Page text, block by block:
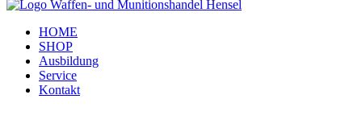
HOME
SHOP
Ausbildung
Service
Kontakt